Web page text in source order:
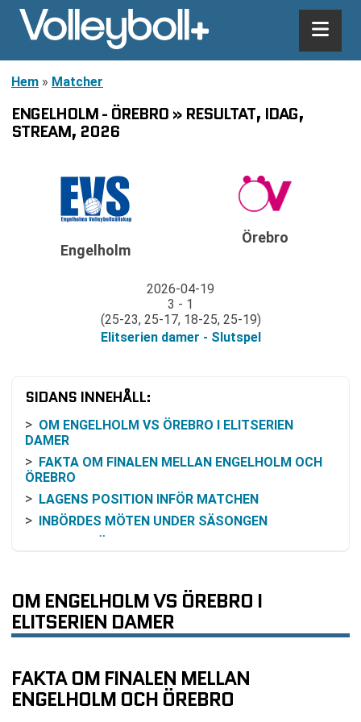
Hem » Matcher
ENGELHOLM - ÖREBRO » RESULTAT, IDAG,
STREAM, 2026
Engelholm
2026-04-19
3 - 1
(25-23, 25-17, 18-25, 25-19)
Elitserien damer - Slutspel
Örebro
SIDANS INNEHÅLL:
OM ENGELHOLM VS ÖREBRO I ELITSERIEN
DAMER
FAKTA OM FINALEN MELLAN ENGELHOLM OCH
ÖREBRO
LAGENS POSITION INFÖR MATCHEN
INBÖRDES MÖTEN UNDER SÄSONGEN
SÅ KAN MATCHEN FÖLJAS
DET HÄR SÄGER RESULTATEN INFÖR
AVGÖRANDET
SENASTE RESULTAT ÖREBRO
RESULTAT INBÖRDES MÖTEN
OM ENGELHOLM VS ÖREBRO I
ELITSERIEN DAMER
FAKTA OM FINALEN MELLAN
ENGELHOLM OCH ÖREBRO